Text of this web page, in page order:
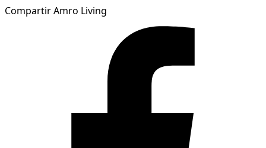
Compartir Amro Living